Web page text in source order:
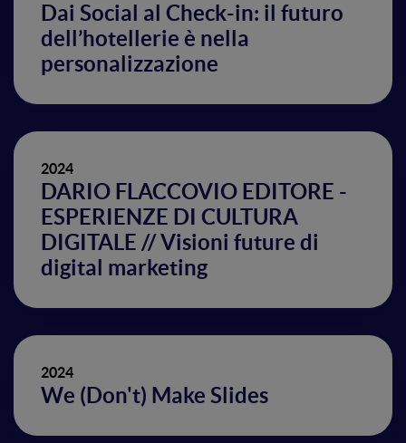
Dai Social al Check-in: il futuro
dell’hotellerie è nella
personalizzazione
2024
DARIO FLACCOVIO EDITORE -
ESPERIENZE DI CULTURA
DIGITALE // Visioni future di
digital marketing
2024
We (Don't) Make Slides